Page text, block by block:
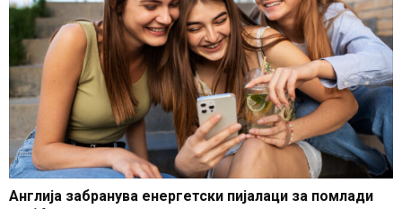
Англија забранува енергетски пијалаци за помлади